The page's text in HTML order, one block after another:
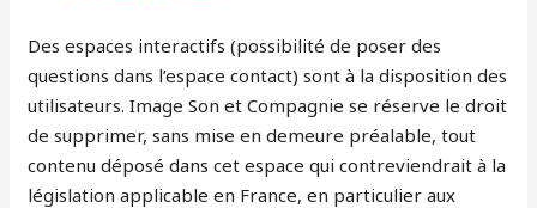
Des espaces interactifs (possibilité de poser des
questions dans l’espace contact) sont à la disposition des
utilisateurs. Image Son et Compagnie se réserve le droit
de supprimer, sans mise en demeure préalable, tout
contenu déposé dans cet espace qui contreviendrait à la
législation applicable en France, en particulier aux